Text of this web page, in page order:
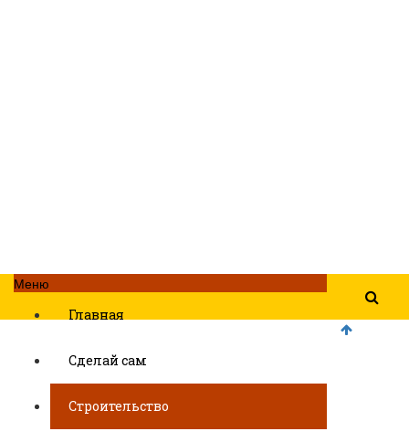
Меню
Главная
Сделай сам
Строительство